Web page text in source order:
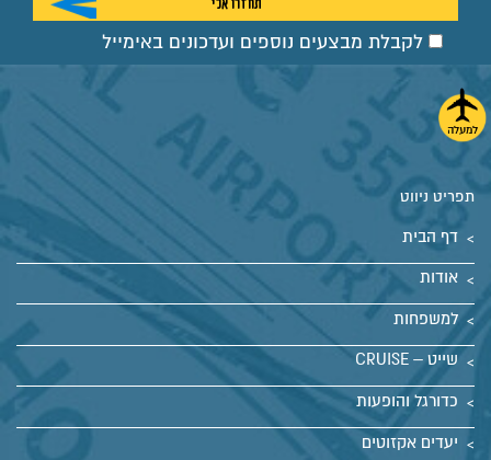
לקבלת מבצעים נוספים ועדכונים באימייל
תפריט ניווט
דף הבית
אודות
למשפחות
שייט – CRUISE
כדורגל והופעות
יעדים אקזוטים